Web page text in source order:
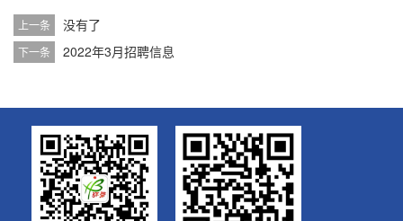
上一条 没有了
下一条 2022年3月招聘信息